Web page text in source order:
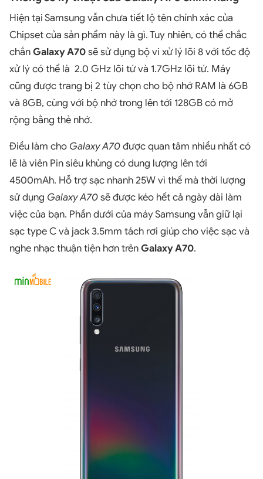
Hiện tại Samsung vẫn chưa tiết lộ tên chính xác của
Chipset của sản phẩm này là gì. Tuy nhiên, có thể chắc
chắnGalaxy A70sẽ sử dụng bộ vi xử lý lõi 8 với tốc độ
xử lý có thể là 2.0 GHz lõi tứ và 1.7GHz lõi tứ. Máy
cũng được trang bị 2 tùy chọn cho bộ nhớ RAM là 6GB
và 8GB, cùng với bộ nhớ trong lên tới 128GB có mở
rộng bằng thẻ nhớ.
Điều làm cho Galaxy A70được quan tâm nhiều nhất có
lẽ là viên Pin siêu khủng có dung lượng lên tới
4500mAh. Hỗ trợ sạc nhanh 25W vì thế mà thời lượng
sử dụng Galaxy A70sẽ được kéo hết cả ngày dài làm
việc của bạn. Phần dưới của máy Samsung vẫn giữ lại
sạc type C và jack 3.5mm tách rơi giúp cho việc sạc và
nghe nhạc thuận tiện hơn trênGalaxy A70.